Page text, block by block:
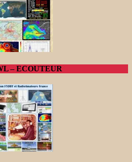
– ECOUTEUR